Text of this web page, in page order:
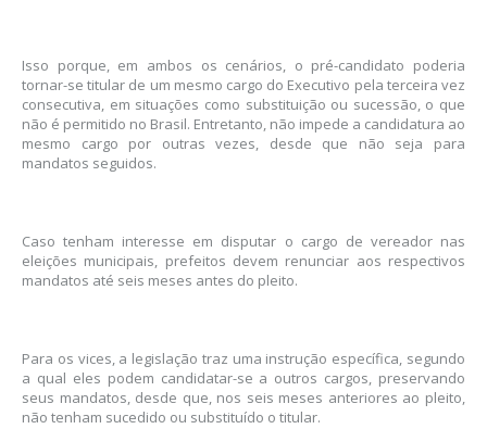
Isso porque, em ambos os cenários, o pré-candidato poderia
tornar-se titular de um mesmo cargo do Executivo pela terceira vez
consecutiva, em situações como substituição ou sucessão, o que
não é permitido no Brasil. Entretanto, não impede a candidatura ao
mesmo cargo por outras vezes, desde que não seja para
mandatos seguidos.
Caso tenham interesse em disputar o cargo de vereador nas
eleições municipais, prefeitos devem renunciar aos respectivos
mandatos até seis meses antes do pleito.
Para os vices, a legislação traz uma instrução específica, segundo
a qual eles podem candidatar-se a outros cargos, preservando
seus mandatos, desde que, nos seis meses anteriores ao pleito,
não tenham sucedido ou substituído o titular.